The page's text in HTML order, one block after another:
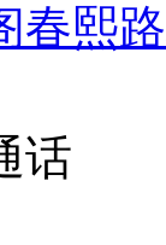
春熙
话